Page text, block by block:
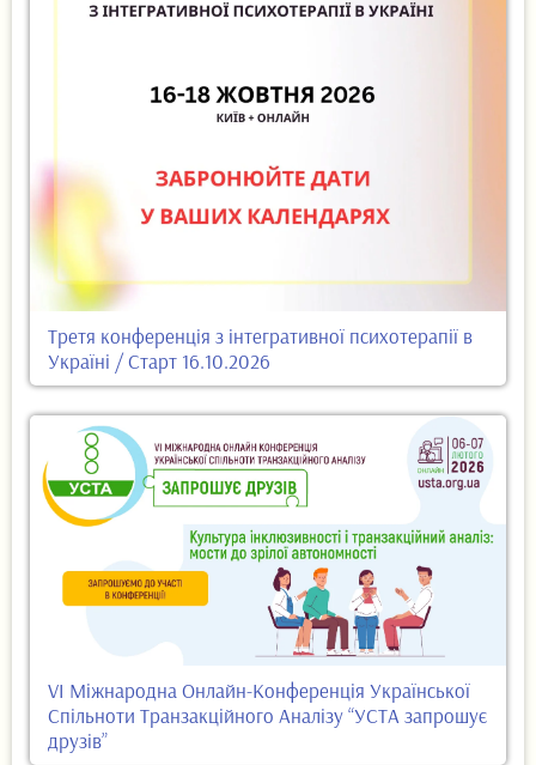
Третя конференція з інтегративної психотерапії в
Україні / Старт 16.10.2026
VI Міжнародна Онлайн-Конференція Української
Спільноти Транзакційного Аналізу “УСТА запрошує
друзів”